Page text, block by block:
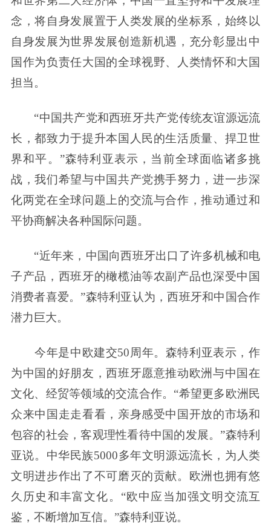
念，将自身发展置于人类发展的坐标系，始终以
自身发展为世界发展创造新机遇，充分彰显出中
国作为负责任大国的全球视野、人类情怀和大国
担当。
“中国共产党和西班牙共产党传统友谊源远流
长，都致力于提升本国人民的生活质量、捍卫世
界和平。”森特利亚表示，当前全球面临诸多挑
战，我们希望与中国共产党携手努力，进一步深
化两党在全球问题上的交流与合作，推动通过和
平协商解决各种国际问题。
“近年来，中国向西班牙出口了许多机械和电
子产品，西班牙的橄榄油等农副产品也深受中国
消费者喜爱。”森特利亚认为，西班牙和中国合作
潜力巨大。
今年是中欧建交50周年。森特利亚表示，作
为中国的好朋友，西班牙愿意推动欧洲与中国在
文化、经贸等领域的交流合作。“希望更多欧洲民
众来中国走走看看，亲身感受中国开放的市场和
包容的社会，客观理性看待中国的发展。”森特利
亚说。中华民族5000多年文明源远流长，为人类
文明进步作出了不可磨灭的贡献。欧洲也拥有悠
久历史和丰富文化。“欧中应当加强文明交流互
鉴，不断增加互信。”森特利亚说。